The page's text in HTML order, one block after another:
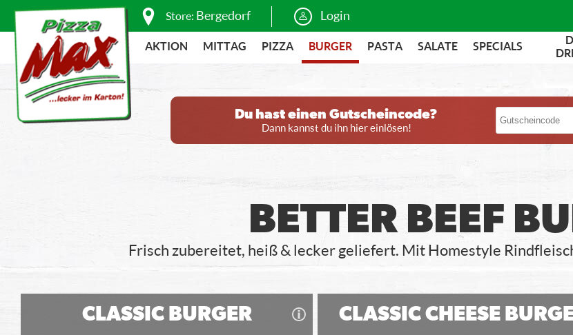
Store: Bergedorf Login
AKTION MITTAG PIZZA BURGER PASTA SALATE SPECIALS
Du hast einen Gutscheincode?
Dann kannst du ihn hier einlösen!
BETTER BEEF
Frisch zubereitet, heiß & lecker geliefert. Mit Homestyle
CLASSIC BURGER CLASSIC CHEESE